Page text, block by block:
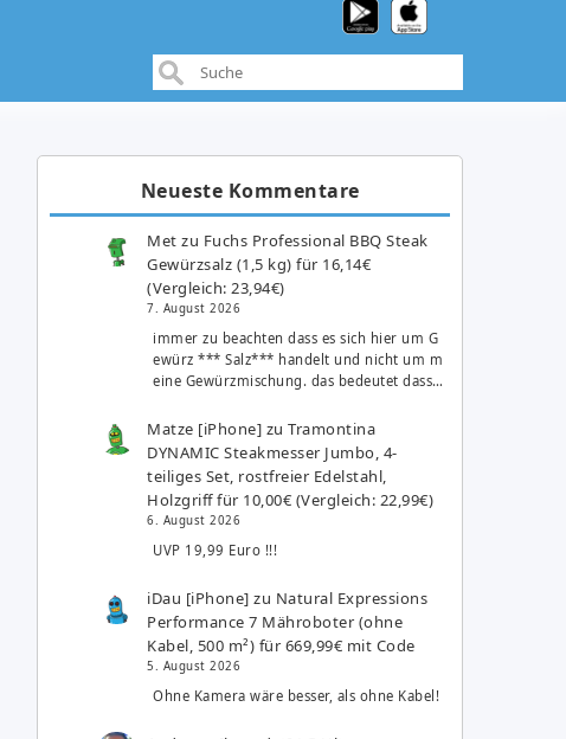
Neueste Kommentare
Met zu Fuchs Professional BBQ Steak
Gewürzsalz (1,5 kg) für 16,14€
(Vergleich: 23,94€)
7. August 2026
immer zu beachten dass es sich hier um G
ewürz *** Salz*** handelt und nicht um m
eine Gewürzmischung. das bedeutet dass…
Matze [iPhone] zuTramontina
DYNAMIC Steakmesser Jumbo, 4-
teiliges Set, rostfreier Edelstahl,
Holzgriff für 10,00€ (Vergleich: 22,99€)
6. August 2026
UVP 19,99 Euro !!!
iDau [iPhone] zu Natural Expressions
Performance 7 Mähroboter (ohne
Kabel, 500 m²) für 669,99€ mit Code
5. August 2026
Ohne Kamera wäre besser, als ohne Kabel!